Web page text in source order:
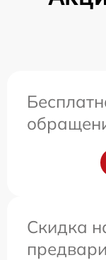
Скидка